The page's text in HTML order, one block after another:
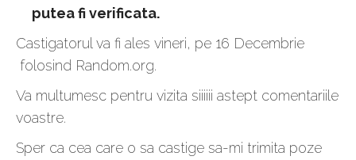
putea fi verificata.
Castigatorul va fi ales vineri, pe 16 Decembrie
folosind Random.org.
Va multumesc pentru vizita siiiiii astept comentariile
voastre.
Sper ca cea care o sa castige sa-mi trimita poze